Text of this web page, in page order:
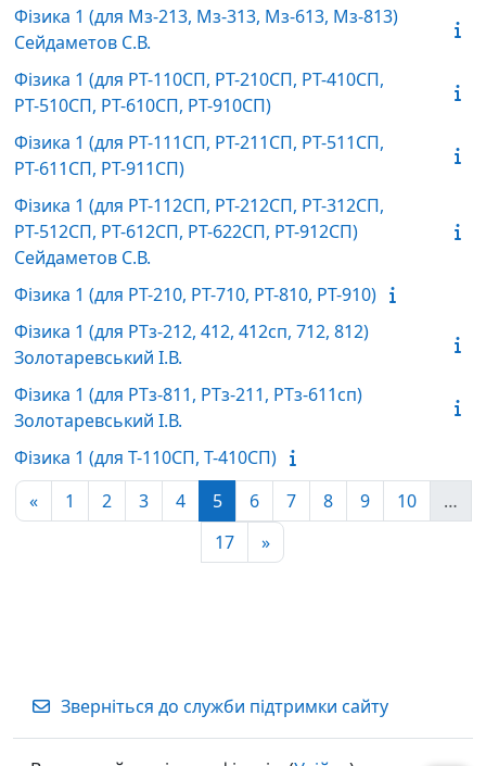
Фізика 1 (для Мз-213, Мз-313, Мз-613, Мз-813)
Сейдаметов С.В.
Фізика 1 (для РТ-110СП, РТ-210СП, РТ-410СП,
РТ-510СП, РТ-610СП, РТ-910СП)
Фізика 1 (для РТ-111СП, РТ-211СП, РТ-511СП,
РТ-611СП, РТ-911СП)
Фізика 1 (для РТ-112СП, РТ-212СП, РТ-312СП,
РТ-512СП, РТ-612СП, РТ-622СП, РТ-912СП)
Сейдаметов С.В.
Фізика 1 (для РТ-210, РТ-710, РТ-810, РТ-910)
Фізика 1 (для РТз-212, 412, 412сп, 712, 812)
Золотаревський І.В.
Фізика 1 (для РТз-811, РТз-211, РТз-611сп)
Золотаревський І.В.
Фізика 1 (для Т-110СП, Т-410СП)
«Попередня сторінка
1 Сторінка 1
2Сторінка 2
3Сторінка 3
4Сторінка 4
5Сторінка 5
6Сторінка 6
7Сторінка 7
8Сторінка 8
9Сторінка 9
10
…
17Сторінка 17
»Наступна сторінка
Зверніться до служби підтримки сайту